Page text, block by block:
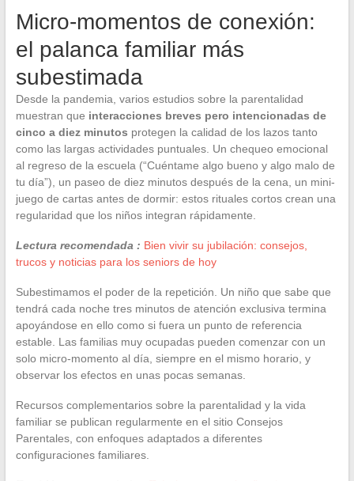
Micro-momentos de conexión:
el palanca familiar más
subestimada
Desde la pandemia, varios estudios sobre la parentalidad
muestran que interacciones breves pero intencionadas de
cinco a diez minutos protegen la calidad de los lazos tanto
como las largas actividades puntuales. Un chequeo emocional
al regreso de la escuela (“Cuéntame algo bueno y algo malo de
tu día”), un paseo de diez minutos después de la cena, un mini-
juego de cartas antes de dormir: estos rituales cortos crean una
regularidad que los niños integran rápidamente.
Lectura recomendada : Bien vivir su jubilación: consejos,
trucos y noticias para los seniors de hoy
Subestimamos el poder de la repetición. Un niño que sabe que
tendrá cada noche tres minutos de atención exclusiva termina
apoyándose en ello como si fuera un punto de referencia
estable. Las familias muy ocupadas pueden comenzar con un
solo micro-momento al día, siempre en el mismo horario, y
observar los efectos en unas pocas semanas.
Recursos complementarios sobre la parentalidad y la vida
familiar se publican regularmente en el sitio Consejos
Parentales, con enfoques adaptados a diferentes
configuraciones familiares.